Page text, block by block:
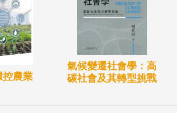
控農業
氣候變遷社會學：高
碳社會及其轉型挑戰